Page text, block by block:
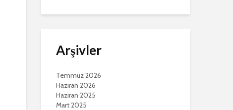
Arşivler
Temmuz 2026
Haziran 2026
Haziran 2025
Mart 2025